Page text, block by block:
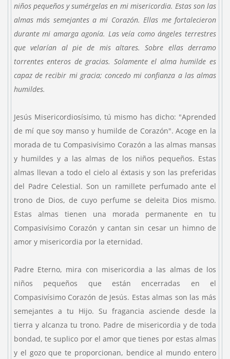
niños pequeños y sumérgelas en mi misericordia. Estas son las
almas más semejantes a mi Corazón. Ellas me fortalecieron
durante mi amarga agonía. Las veía como ángeles terrestres
que velarían al pie de mis altares. Sobre ellas derramo
torrentes enteros de gracias. Solamente el alma humilde es
capaz de recibir mi gracia; concedo mi confianza a las almas
humildes.
Jesús Misericordiosísimo, tú mismo has dicho: "Aprended
de mí que soy manso y humilde de Corazón". Acoge en la
morada de tu Compasivísimo Corazón a las almas mansas
y humildes y a las almas de los niños pequeños. Estas
almas llevan a todo el cielo al éxtasis y son las preferidas
del Padre Celestial. Son un ramillete perfumado ante el
trono de Dios, de cuyo perfume se deleita Dios mismo.
Estas almas tienen una morada permanente en tu
Compasivísimo Corazón y cantan sin cesar un himno de
amor y misericordia por la eternidad.
Padre Eterno, mira con misericordia a las almas de los
niños pequeños que están encerradas en el
Compasivísimo Corazón de Jesús. Estas almas son las más
semejantes a tu Hijo. Su fragancia asciende desde la
tierra y alcanza tu trono. Padre de misericordia y de toda
bondad, te suplico por el amor que tienes por estas almas
y el gozo que te proporcionan, bendice al mundo entero